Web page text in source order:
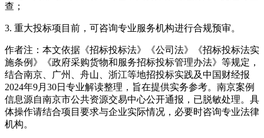
查；
3. 重大投标项目前，可咨询专业服务机构进行合规预审。
作者注：本文依据《招标投标法》《公司法》《招标投标法实
施条例》《政府采购货物和服务招标投标管理办法》等规定，
结合南京、广州、舟山、浙江等地招投标实践及中国财经报
2024年9月30日专业解读整理，旨在提供实务参考。南京案例
信息源自南京市公共资源交易中心公开通报，已脱敏处理。具
体操作请结合项目要求与企业实际情况，必要时咨询专业法律
机构。